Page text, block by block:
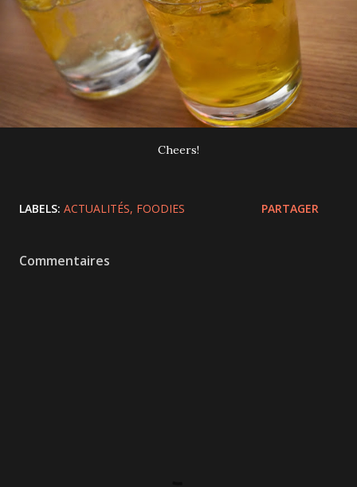
Cheers!
LABELS: ACTUALITÉS FOODIES PARTAGER
Commentaires